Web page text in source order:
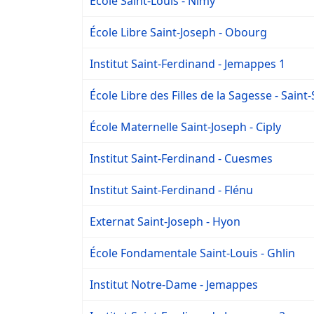
École Libre Saint-Joseph - Obourg
Institut Saint-Ferdinand - Jemappes 1
École Libre des Filles de la Sagesse -
École Maternelle Saint-Joseph - Ciply
Institut Saint-Ferdinand - Cuesmes
Institut Saint-Ferdinand - Flénu
Externat Saint-Joseph - Hyon
École Fondamentale Saint-Louis - Ghlin
Institut Notre-Dame - Jemappes